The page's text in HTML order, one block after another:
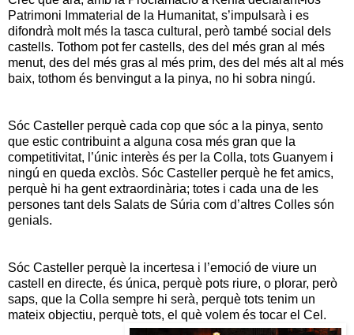
Patrimoni Immaterial de la Humanitat, s’impulsarà i es
difondrà molt més la tasca cultural, però també social dels
castells. Tothom pot fer castells, des del més gran al més
menut, des del més gras al més prim, des del més alt al més
baix, tothom és benvingut a la pinya, no hi sobra ningú.
Sóc Casteller perquè cada cop que sóc a la pinya, sento
que estic contribuint a alguna cosa més gran que la
competitivitat, l’únic interès és per la Colla, tots Guanyem i
ningú en queda exclòs. Sóc Casteller perquè he fet amics,
perquè hi ha gent extraordinària; totes i cada una de les
persones tant dels Salats de Súria com d’altres Colles són
genials.
Sóc Casteller perquè la incertesa i l’emoció de viure un
castell en directe, és única, perquè pots riure, o plorar, però
saps, que la Colla sempre hi serà, perquè tots tenim un
mateix objectiu, perquè tots, el què volem és tocar el Cel.